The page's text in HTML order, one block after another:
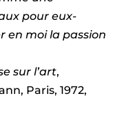
pour eux-
en moi la passion
sur l’art,
Paris, 1972,